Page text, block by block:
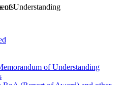
of Understanding
of Understanding